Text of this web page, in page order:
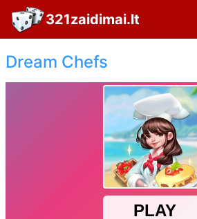
321zaidimai.lt
Dream Chefs